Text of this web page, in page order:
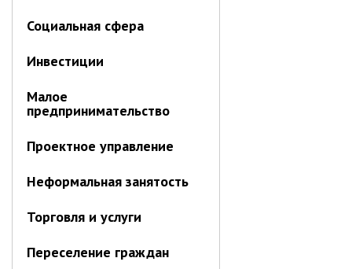
Социальная сфера
Инвестиции
Малое
предпринимательство
Проектное управление
Неформальная занятость
Торговля и услуги
Переселение граждан